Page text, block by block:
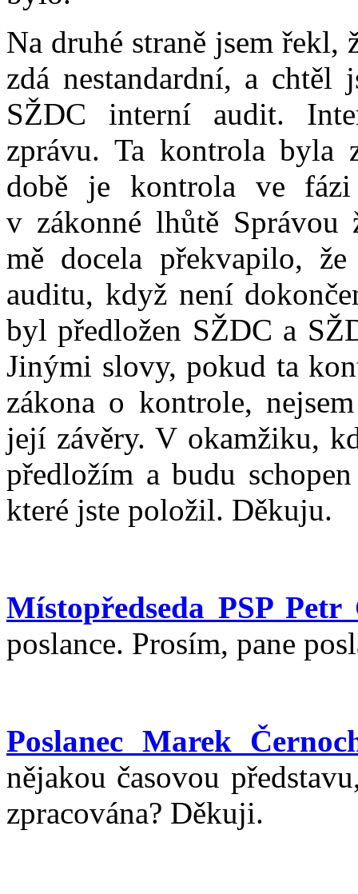
Na druhé straně jsem řekl,
zdá nestandardní, a chtěl
SŽDC interní audit.
zprávu. Ta kontrola byla
době je kontrola ve fázi
v zákonné lhůtě Správou
mě docela překvapilo,
auditu, když není
byl předložen SŽDC a
Jinými slovy, pokud ta
zákona o kontrole,
její závěry. V okamžiku,
předložím a budu
které jste položil. Děkuju.
Místopředseda PSP Petr
poslance. Prosím, pane
Poslanec Marek
nějakou časovou
zpracována? Děkuji.